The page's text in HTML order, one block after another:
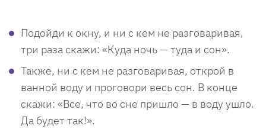
Подойди к окну, и ни с кем не разговаривая,
три раза скажи: «Куда ночь — туда и сон».
Также, ни с кем не разговаривая, открой в
ванной воду и проговори весь сон. В конце
скажи: «Все, что во сне пришло — в воду ушло.
Да будет так!».